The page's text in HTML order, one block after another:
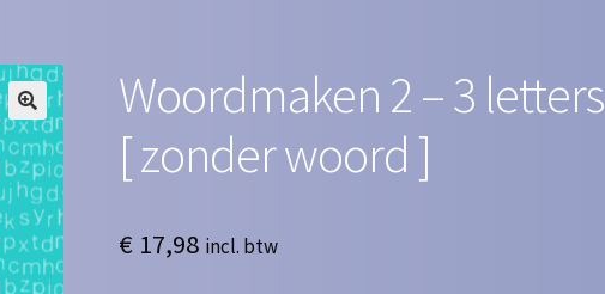
Woordmaken 2 – 3 letters
[ zonder woord ]
€ 17,98 incl. btw